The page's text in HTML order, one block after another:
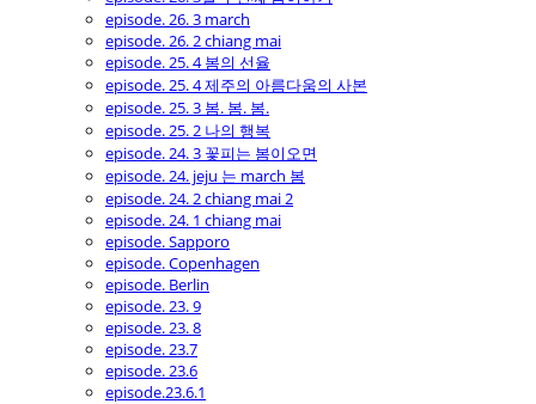
episode. 26. 3 march
episode. 26. 2 chiang mai
episode. 25. 4 봄의 선율
episode. 25. 4 제주의 아름다움의 사본
episode. 25. 3 봄. 봄. 봄.
episode. 25. 2 나의 행복
episode. 24. 3 꽃피는 봄이오면
episode. 24. jeju 는 march 봄
episode. 24. 2 chiang mai 2
episode. 24. 1 chiang mai
episode. Sapporo
episode. Copenhagen
episode. Berlin
episode. 23. 9
episode. 23. 8
episode. 23.7
episode. 23.6
episode.23.6.1